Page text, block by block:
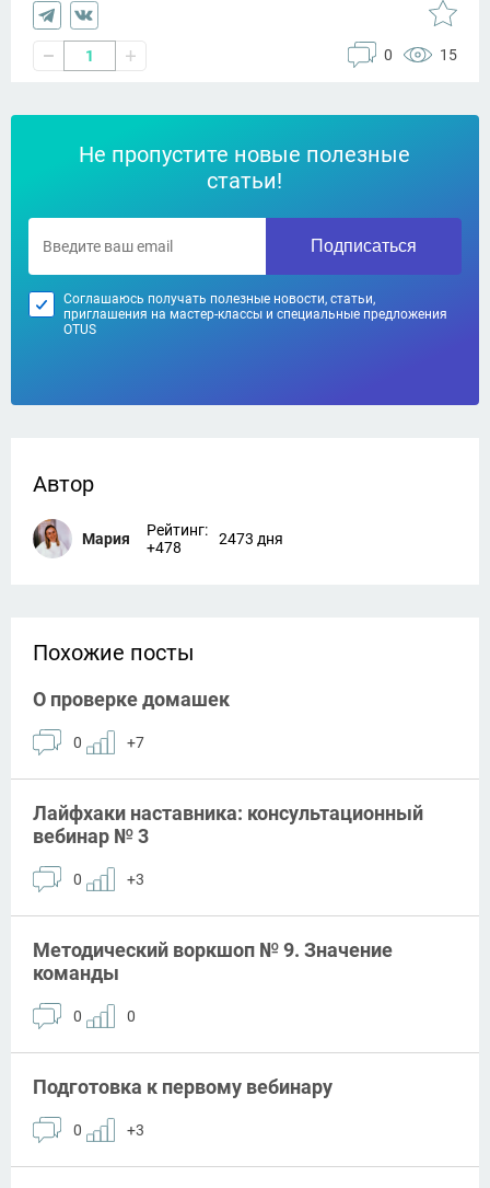
1 0 15
Не пропустите новые полезные
статьи!
Подписаться
Соглашаюсь получать полезные новости, статьи,
приглашения на мастер-классы и специальные предложения
OTUS
Автор
Мария
Рейтинг:
+478
2473 дня
Похожие посты
О проверке домашек
0 +7
Лайфхаки наставника: консультационный
вебинар № 3
0 +3
Методический воркшоп № 9. Значение
команды
0 0
Подготовка к первому вебинару
0 +3